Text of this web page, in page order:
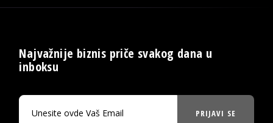
Najvažnije biznis priče svakog dana u
inboksu
PRIJAVI SE